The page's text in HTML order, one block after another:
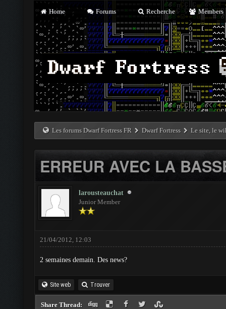
Home Forums Recherche Members
Les forums Dwarf Fortress FR Dwarf Fortress Le site, le
ERREUR AVEC LA
larousteauchat
Junior Member
21/04/2012, 12:03
2 semaines demain. Des news?
Site web Trouver
Share Thread: